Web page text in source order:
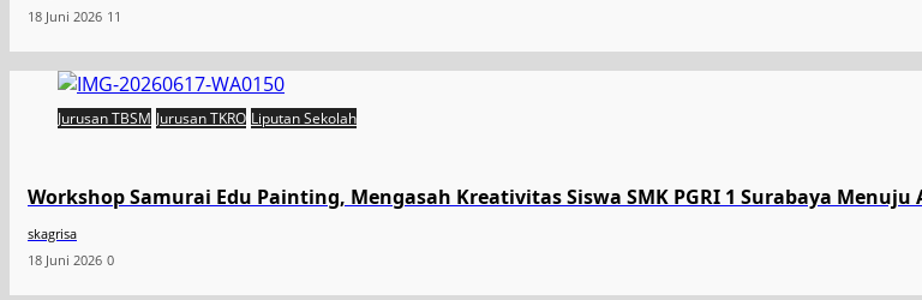
18 Juni 2026 11
Jurusan TBSM Jurusan TKRO Liputan Sekolah
Workshop Samurai Edu Painting, Mengasah Kreativitas Siswa SMK PGRI 1 Surabaya
skagrisa
18 Juni 2026 0